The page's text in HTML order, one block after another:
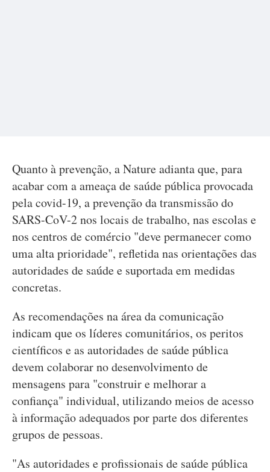
Quanto à prevenção, a Nature adianta que, para
acabar com a ameaça de saúde pública provocada
pela covid-19, a prevenção da transmissão do
SARS-CoV-2 nos locais de trabalho, nas escolas e
nos centros de comércio "deve permanecer como
uma alta prioridade", refletida nas orientações das
autoridades de saúde e suportada em medidas
concretas.
As recomendações na área da comunicação
indicam que os líderes comunitários, os peritos
científicos e as autoridades de saúde pública
devem colaborar no desenvolvimento de
mensagens para "construir e melhorar a
confiança" individual, utilizando meios de acesso
à informação adequados por parte dos diferentes
grupos de pessoas.
"As autoridades e profissionais de saúde pública